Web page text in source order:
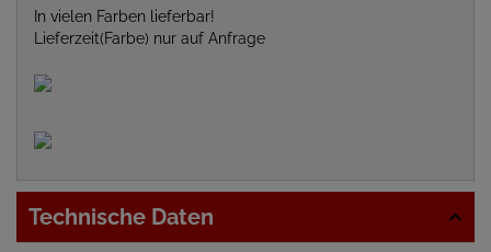
In vielen Farben lieferbar!
Lieferzeit(Farbe) nur auf Anfrage
Technische Daten